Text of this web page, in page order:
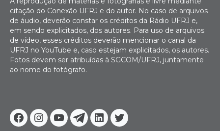
Facebook
Instagram
YoutubeTelegram
Linkedin
Twitter
citação do Conexão UFRJ e do autor. No caso de arquivos
de áudio, deverão constar os créditos da Rádio UFRJ e,
em sendo explicitados, dos autores. Para uso de arquivos
de vídeo, esses créditos deverão mencionar o canal da
UFRJ no YouTube e, caso estejam explicitados, os autores.
Fotos devem ser atribuídas à SGCOM/UFRJ, juntamente
ao nome do fotógrafo.